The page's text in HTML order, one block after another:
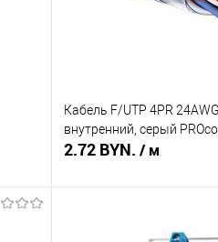
Кабель F/UTP 4PR
внутренний, серый
2.72 BYN. / м